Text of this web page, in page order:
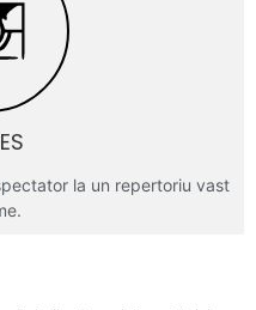
la un repertoriu vast